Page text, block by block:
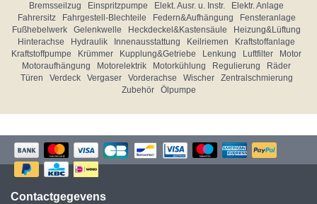
Bremsseilzug
Einspritzpumpe Elekt. Ausr. u. Instr.
Elektr. Anlage
Fahrersitz
Fahrgestell-Blechteile Federn&Aufhängung
Fensteranlage
Fußhebelwerk
Gelenkwelle Heckdeckel&Kastensäule
Heizung&Lüftung
Hinterachse
Hydraulik Innenausstattung Keilriemen
Kraftstoffanlage
Kraftstoffpumpe
Krümmer Kupplung&Getriebe Lenkung Luftfilter
Motor
Motoraufhängung
Motorelektrik Motorkühlung Regulierung
Räder
Türen
Verdeck Vergaser Vorderachse Wischer
Zentralschmierung
Zubehör
Ölpumpe
Contactgegevens